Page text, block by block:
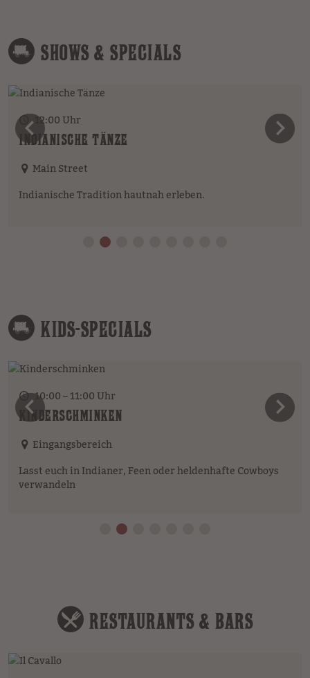
SHOWS & SPECIALS
12:00 Uhr
INDIANISCHE TÄNZE
Main Street
Indianische Tradition hautnah erleben.
vorheriges Element
KIDS-SPECIALS
10:00 – 11:00 Uhr
KINDERSCHMINKEN
Eingangsbereich
Lasst euch in Indianer, Feen oder heldenhafte Cowboys
verwandeln
vorheriges Element
RESTAURANTS & BARS